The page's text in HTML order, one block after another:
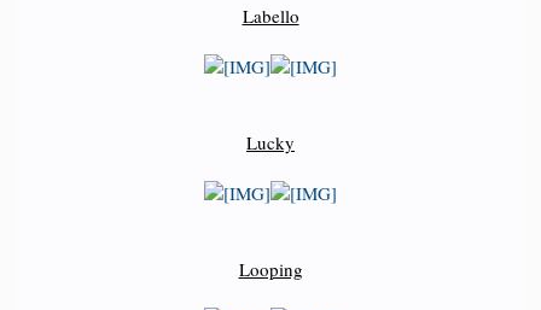
Labello
Lucky
Looping